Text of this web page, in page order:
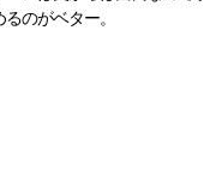
のがベター。